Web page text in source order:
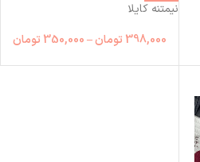
نیمتنه کایلا
398,000 تومان–
350,000 تومان